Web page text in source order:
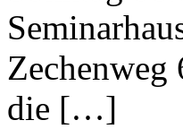
die […]